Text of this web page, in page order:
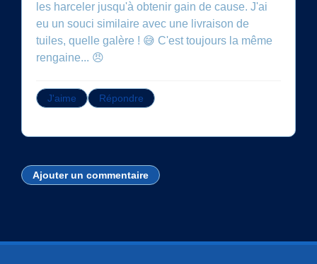
les harceler jusqu'à obtenir gain de cause. J'ai
eu un souci similaire avec une livraison de
tuiles, quelle galère ! 😅 C'est toujours la même
rengaine... 😠
J'aime Répondre
Ajouter un commentaire